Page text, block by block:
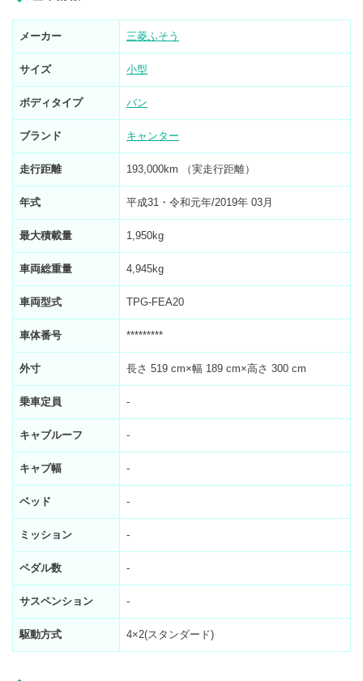
メーカー 三菱ふそう
サイズ 小型
ボディタイプ バン
ブランド キャンター
走行距離 193,000km （実走行距離）
年式 平成31・令和元年/2019年 03月
最大積載量 1,950kg
車両総重量 4,945kg
車両型式 TPG-FEA20
車体番号 *********
外寸 長さ 519 cm×幅 189 cm×高さ 300 cm
乗車定員 -
キャブルーフ -
キャブ幅 -
ベッド -
ミッション -
ペダル数 -
サスペンション -
駆動方式 4×2(スタンダード)